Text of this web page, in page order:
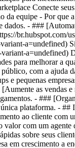
Conecte
da equipe - Por que
dados. - ###
br.hubspot.com/
a=undefined)
a=undefined)
para melhorar a
com a ajuda
e pequenas
as vendas e
- ###
plataforma. -
ao cliente com
com um
sobre seus
em crescimento a